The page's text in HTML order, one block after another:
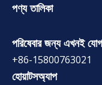
পণ্য তালিকা
পরিষেবার জন্য এখনই
+86-15800763021
হোয়াটসঅ্যাপ